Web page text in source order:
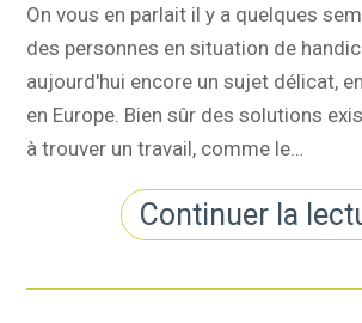
On vous en parlait il y a quelques
des personnes en situation de
aujourd'hui encore un sujet délicat,
en Europe. Bien sûr des solutions
à trouver un travail, comme le…
Continuer la